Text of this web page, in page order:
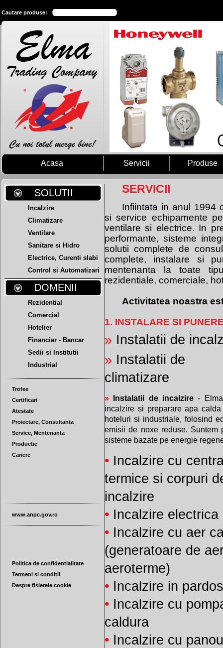
Cautare produse:
Acasa Servicii Produse
SOLUTII
Incalzire
Climatizare
Ventilare
Sanitare si Hidro
Electrice, Curenti slabi
Control si Automatizari
DOMENII
Rezidential
Comercial
Hotelier
Financiar - Bancar
Sedii si Institutii
Industrial
Trofee
Certificari
Atestate
Proiectare, Consultanta
Service, Mentenanta
Productie
Cariere
www.anpc.gov.ro
Politica de confidentialitate
Termeni si conditii
Despre fisierele cookie
SERVICII
Infiintata in anul 1994
si service echipamente
ventilare si electrice. In
performante, sisteme
solutii complete de
complete, instalare si
mentenanta la toate
rezidentiale, comerciale,
Activitatea noastra
1. INSTALARE SI
» Instalatii de
» Instalatii de
climatizare
» Instalatii de incalzire -
incalzire si preparare apa
hoteluri si industriale, folosind
emisii de noxe reduse. Suntem
sisteme bazate pe energie
• Incalzire cu
termice si corpuri
incalzire
• Incalzire electrica
• Incalzire cu aer
(generatoare de
aeroterme)
• Incalzire in
• Incalzire cu
caldura
• Incalzire cu